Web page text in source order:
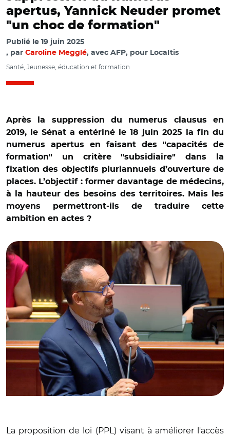
apertus, Yannick Neuder promet
"un choc de formation"
Publié le 19 juin 2025
par Caroline Megglé, avec AFP, pour Localtis
Santé, Jeunesse, éducation et formation
Après la suppression du numerus clausus en
2019, le Sénat a entériné le 18 juin 2025 la fin du
numerus apertus en faisant des "capacités de
formation" un critère "subsidiaire" dans la
fixation des objectifs pluriannuels d’ouverture de
places. L’objectif : former davantage de médecins,
à la hauteur des besoins des territoires. Mais les
moyens permettront-ils de traduire cette
ambition en actes ?
La proposition de loi (PPL) visant à améliorer l'accès